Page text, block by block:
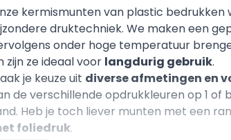
kermismunten van plastic bedrukken
druktechniek. We maken een
onder hoge temperatuur
zijn ze ideaal voor langdurig gebruik.
je keuze uit diverse afmetingen en
de verschillende opdrukkleuren op 1 of
Heb je toch liever munten met een
foliedruk.